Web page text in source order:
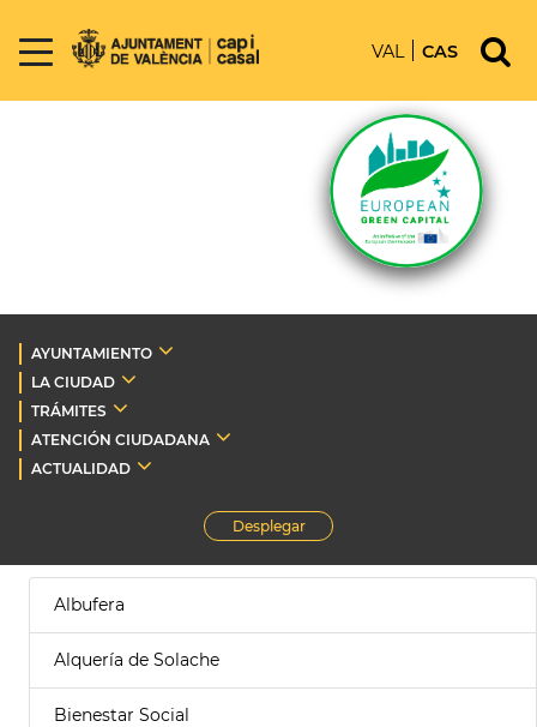
VAL CAS
AYUNTAMIENTO
LA CIUDAD
TRÁMITES
ATENCIÓN CIUDADANA
ACTUALIDAD
Desplegar
Albufera
Alquería de Solache
Bienestar Social